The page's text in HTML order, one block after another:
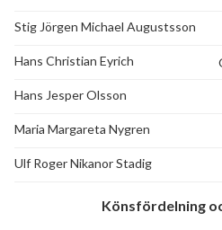
Stig Jörgen Michael Augustsson
Hans Christian Eyrich
Hans Jesper Olsson
Maria Margareta Nygren
Ulf Roger Nikanor Stadig
Könsfördelning